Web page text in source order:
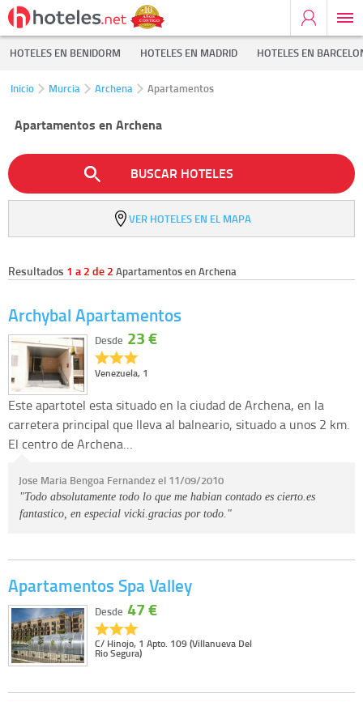
HOTELES EN BENIDORM HOTELES EN MADRID HOTELES EN
Inicio Murcia Archena Apartamentos
Apartamentos en Archena
BUSCAR HOTELES
VER HOTELES EN EL MAPA
Resultados 1 a 2 de 2 Apartamentos en Archena
Archybal Apartamentos
Venezuela, 1
Desde 23 €
Este apartotel esta situado en la ciudad de Archena, en la
carretera principal que lleva al balneario, situado a unos 2 km.
El centro de Archena…
Jose Maria Bengoa Fernandez el 11/09/2010
"Todo absolutamente todo lo que me habian contado es cierto.es
fantastico, en especial vicki.gracias por todo."
Apartamentos Spa Valley
C/ Hinojo, 1 Apto. 109 (Villanueva Del
Rio Segura)
Desde 47 €